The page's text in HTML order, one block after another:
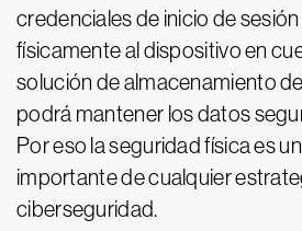
credenciales de inicio de
físicamente al dispositivo en
solución de almacenamiento
podrá mantener los datos
Por eso la seguridad física es
importante de cualquier
ciberseguridad.